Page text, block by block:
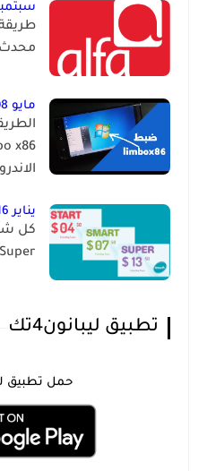
سبتمبر 04,
مايو 08, 2021
يناير 16, 2020
تطبيق ليبانون4تك
حمل تطبيق